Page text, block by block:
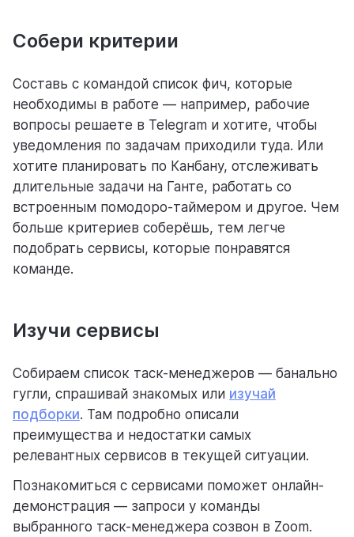
Собери критерии
Составь с командой список фич, которые
необходимы в работе — например, рабочие
вопросы решаете в Telegram и хотите, чтобы
уведомления по задачам приходили туда. Или
хотите планировать по Канбану, отслеживать
длительные задачи на Ганте, работать со
встроенным помодоро-таймером и другое. Чем
больше критериев соберёшь, тем легче
подобрать сервисы, которые понравятся
команде.
Изучи сервисы
Собираем список таск-менеджеров — банально
гугли, спрашивай знакомых или изучай
подборки. Там подробно описали
преимущества и недостатки самых
релевантных сервисов в текущей ситуации.
Познакомиться с сервисами поможет онлайн-
демонстрация — запроси у команды
выбранного таск-менеджера созвон в Zoom.